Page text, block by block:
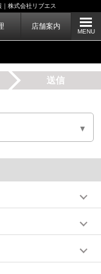
株式会社リブエス
店舗案内
MENU
送信